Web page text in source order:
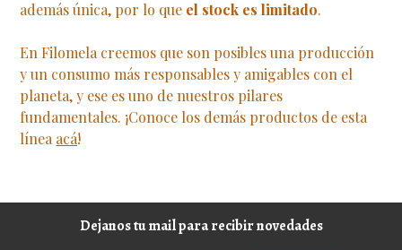
además única, por lo que el stock es limitado.
En Filomela creemos que son posibles una producción
y un consumo más responsables y amigables con el
planeta, y ese es uno de nuestros pilares
fundamentales. ¡Conoce los demás productos de esta
línea acá!
Dejanos tu mail para recibir novedades